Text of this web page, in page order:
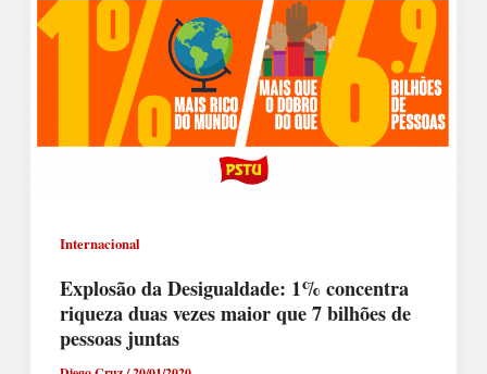
Internacional
Explosão da Desigualdade: 1% concentra
riqueza duas vezes maior que 7 bilhões de
pessoas juntas